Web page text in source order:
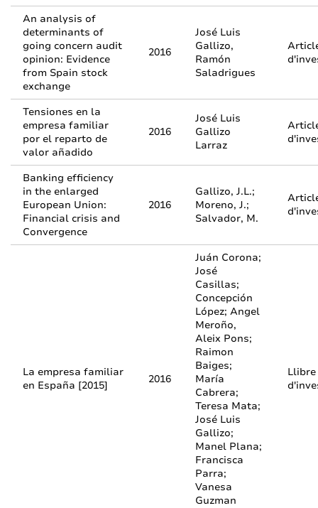
An analysis of
determinants of
going concern audit
opinion: Evidence
from Spain stock
exchange
2016
José Luis
Gallizo,
Ramón
Saladrigues
Tensiones en la
empresa familiar
por el reparto de
valor añadido
2016
José Luis
Gallizo
Larraz
Banking efficiency
in the enlarged
European Union:
Financial crisis and
Convergence
2016
Gallizo, J.L.;
Moreno, J.;
Salvador, M.
La empresa familiar
en España [2015]
2016
Juán Corona;
José
Casillas;
Concepción
López; Angel
Meroño,
Aleix Pons;
Raimon
Baiges;
María
Cabrera;
Teresa Mata;
José Luis
Gallizo;
Manel Plana;
Francisca
Parra;
Vanesa
Guzman
Llibre